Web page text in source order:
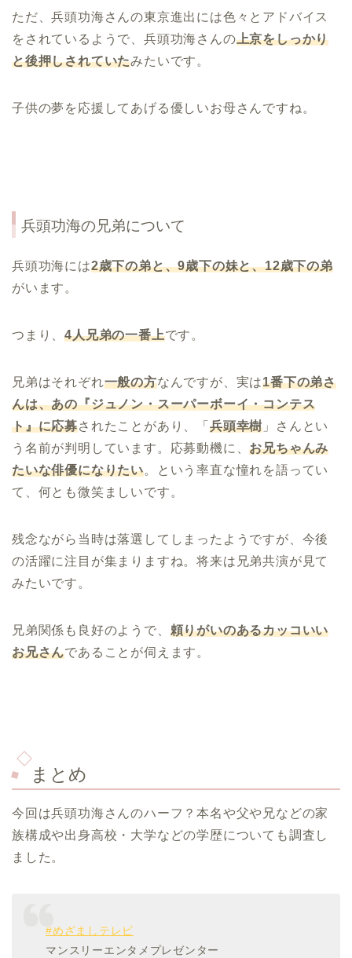
ただ、兵頭功海さんの東京進出には色々とアドバイス
をされているようで、兵頭功海さんの上京をしっかり
と後押しされていたみたいです。
子供の夢を応援してあげる優しいお母さんですね。
兵頭功海の兄弟について
兵頭功海には2歳下の弟と、9歳下の妹と、12歳下の弟
がいます。
つまり、4人兄弟の一番上です。
兄弟はそれぞれ一般の方なんですが、実は1番下の弟さ
んは、あの『ジュノン・スーパーボーイ・コンテス
ト』に応募されたことがあり、「 兵頭幸樹 」さんとい
う名前が判明しています。応募動機に、お兄ちゃんみ
たいな俳優になりたい。という率直な憧れを語ってい
て、何とも微笑ましいです。
残念ながら当時は落選してしまったようですが、今後
の活躍に注目が集まりますね。将来は兄弟共演が見て
みたいです。
兄弟関係も良好のようで、 頼りがいのあるカッコいい
お兄さんであることが伺えます。
まとめ
今回は兵頭功海さんのハーフ？本名や父や兄などの家
族構成や出身高校・大学などの学歴についても調査し
ました。
#めざましテレビ
マンスリーエンタメプレゼンター